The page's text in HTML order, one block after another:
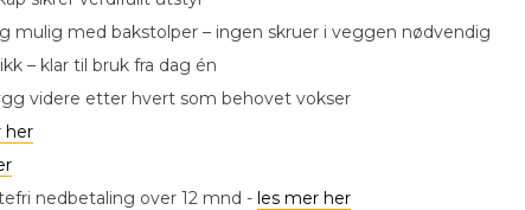
mulig med bakstolper – ingen skruer i veggen nødvendig
– klar til bruk fra dag én
videre etter hvert som behovet vokser
her
nedbetaling over 12 mnd - les mer her